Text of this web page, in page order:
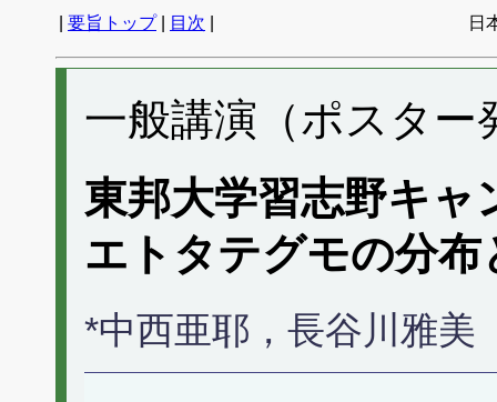
要旨トップ| 目次 日
一般講演（ポスター
東邦大学習志野キ
エトタテグモの分
*中西亜耶，長谷川雅美